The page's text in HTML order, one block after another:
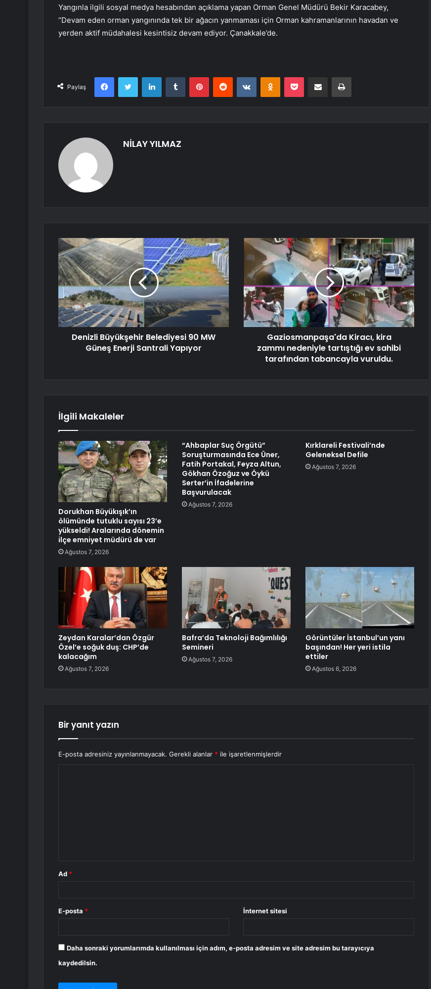
Yangınla ilgili sosyal medya hesabından açıklama yapan Orman Genel Müdürü Bekir Karacabey,
“Devam eden orman yangınında tek bir ağacın yanmaması için Orman kahramanlarının havadan ve
yerden aktif müdahalesi kesintisiz devam ediyor. Çanakkale’de.
Paylaş
FacebookTwitter LinkedInTumblr PinterestReddit VKontakteOdnoklassniki
Pocket E-Posta ile paylaş Yazdır
NİLAY YILMAZ
Denizli Büyükşehir Belediyesi 90 MW
Güneş Enerji Santrali Yapıyor
Gaziosmanpaşa'da Kiracı, kira
zammı nedeniyle tartıştığı ev sahibi
tarafından tabancayla vuruldu.
İlgili Makaleler
Dorukhan Büyükışık’ın
ölümünde tutuklu sayısı 23’e
yükseldi! Aralarında dönemin
ilçe emniyet müdürü de var
Ağustos 7, 2026
“Ahbaplar Suç Örgütü”
Soruşturmasında Ece Üner,
Fatih Portakal, Feyza Altun,
Gökhan Özoğuz ve Öykü
Serter’in İfadelerine
Başvurulacak
Ağustos 7, 2026
Kırklareli Festivali’nde
Geleneksel Defile
Ağustos 7, 2026
Zeydan Karalar’dan Özgür
Özel’e soğuk duş: CHP’de
kalacağım
Ağustos 7, 2026
Bafra’da Teknoloji Bağımlılığı
Semineri
Ağustos 7, 2026
Görüntüler İstanbul’un yanı
başından! Her yeri istila
ettiler
Ağustos 6, 2026
Bir yanıt yazın
E-posta adresiniz yayınlanmayacak. Gerekli alanlar * ile işaretlenmişlerdir
Ad *
E-posta * İnternet sitesi
Daha sonraki yorumlarımda kullanılması için adım, e-posta adresim ve site adresim bu tarayıcıya
kaydedilsin.